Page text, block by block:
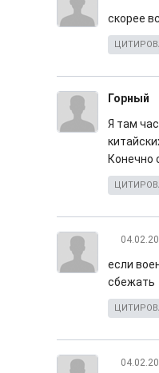
скорее
Горный
Я там
Конечно
если
сбежать